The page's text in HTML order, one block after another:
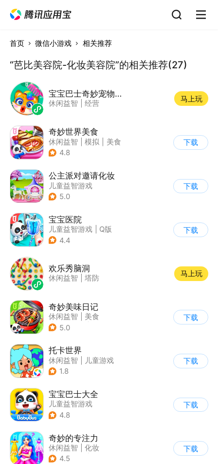
首页 微信小游戏 相关推荐
“芭比美容院-化妆美容院”的相关推荐(27)
宝宝巴士奇妙宠物美妆店
休闲益智 经营
马上玩
奇妙世界美食
休闲益智 模拟
美食
| 宝宝巴士
4.8
下载
公主派对邀请化妆
儿童益智游戏
5.0
下载
宝宝医院
儿童益智游戏
Q版
4.4
下载
欢乐秀脑洞
休闲益智 塔防
马上玩
奇妙美味日记
休闲益智
美食
| 宝宝巴士
5.0
下载
托卡世界
休闲益智
儿童游戏
1.8
下载
宝宝巴士大全
儿童益智游戏
| 启蒙早教
4.8
下载
奇妙的专注力
休闲益智
化妆
| 宝宝巴士
4.5
下载